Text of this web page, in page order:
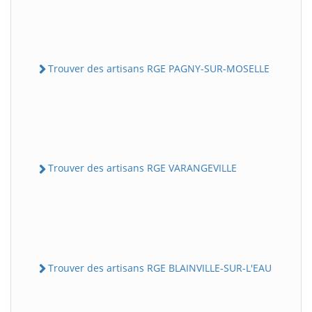
Trouver des artisans RGE PAGNY-SUR-MOSELLE
Trouver des artisans RGE VARANGEVILLE
Trouver des artisans RGE BLAINVILLE-SUR-L'EAU